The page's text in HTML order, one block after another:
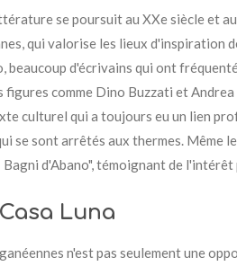
se poursuit au XXe siècle et
qui valorise les lieux d'inspiration
d'écrivains qui ont
figures comme Dino Buzzati et
culturel qui a toujours eu un lien
se sont arrêtés aux thermes. Même
d'Abano", témoignant de
Luna
n'est pas seulement une